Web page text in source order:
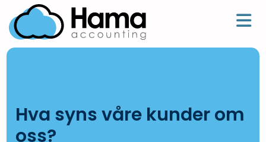
Hva syns våre kunder om
oss?